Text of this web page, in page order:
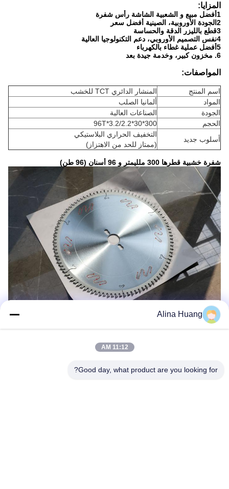
المزايا:
1أفضل مبيع و الشعبية الشاشة رأس شفرة
2الجودة الأوروبية، الصينية أفضل سعر
3قطع بالليزر الدقة والحساسة
4نفس التصميم الأوروبي، دعم التكنولوجيا العالية
5أفضل عملية غطاء بالكهرباء
6. مخزون كبير، وخدمة جيدة بعد
المواصفات:
اسم المنتج
المنشار الدائري TCT للخشب
المواد
ألمانيا الصلب
الجودة
الصناعات العالية
الحجم
300*96T*3.2/2.2*30
أسلوب جديد
التخفيف الحراري البلاستيكي
(ممتاز للحد من الاهتزاز)
شفرة خشبية قطرها 300 ملليمتر و 96 أسنان (96 طن)
Alina Huang
11:12 AM
Good day, what product are you looking for?